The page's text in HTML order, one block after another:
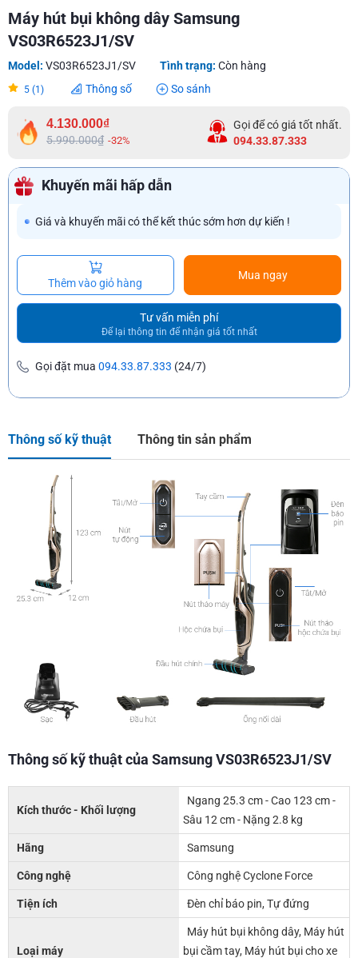
Máy hút bụi không dây Samsung
VS03R6523J1/SV
Model: VS03R6523J1/SV Tình trạng: Còn hàng
5 (1) Thông số So sánh
4.130.000₫
5.990.000₫ -32%
Gọi để có giá tốt nhất.
094.33.87.333
Khuyến mãi hấp dẫn
Giá và khuyến mãi có thể kết thúc sớm hơn dự kiến !
Thêm vào giỏ hàng
Mua ngay
Tư vấn miễn phí
Để lại thông tin để nhận giá tốt nhất
Gọi đặt mua 094.33.87.333 (24/7)
Thông số kỹ thuật Thông tin sản phẩm
Thông số kỹ thuật của Samsung VS03R6523J1/SV
Kích thước - Khối lượng
Ngang 25.3 cm - Cao 123 cm -
Sâu 12 cm - Nặng 2.8 kg
Hãng Samsung
Công nghệ Công nghệ Cyclone Force
Tiện ích Đèn chỉ báo pin, Tự đứng
Loại máy
Máy hút bụi không dây, Máy hút
bụi cầm tay, Máy hút bụi cho xe